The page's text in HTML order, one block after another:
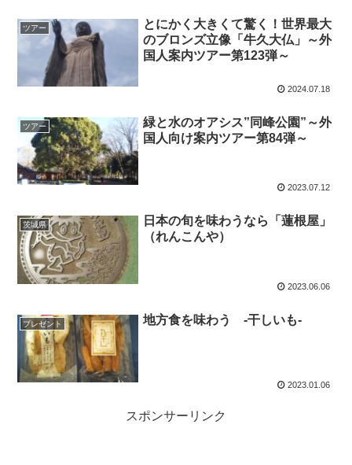
ツアー
とにかく大きくて驚く！世界最大
のブロンズ立像「牛久大仏」～外
国人案内ツアー第123弾～
2024.07.18
ツアー
緑と水のオアシス”同峰公園”～外
国人向け案内ツアー第84弾～
2023.07.12
茨城県
日本の旬を味わうなら「蓮根屋」
（れんこんや）
2023.06.06
プレゼント 地方食を味わう -干しいも-
2023.01.06
スポンサーリンク